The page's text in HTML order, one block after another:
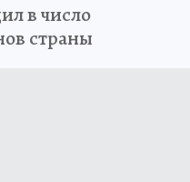
в число
страны